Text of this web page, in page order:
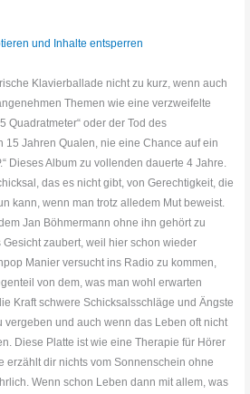
und Inhalte entsperren
Klavierballade nicht zu kurz, wenn auch
Themen wie eine verzweifelte
Quadratmeter“ oder der Tod des
15 Jahren Qualen, nie eine Chance auf ein
Dieses Album zu vollenden dauerte 4 Jahre.
das es nicht gibt, von Gerechtigkeit, die
kann, wenn man trotz alledem Mut beweist.
Jan Böhmermann ohne ihn gehört zu
zaubert, weil hier schon wieder
Manier versucht ins Radio zu kommen,
von dem, was man wohl erwarten
Kraft schwere Schicksalsschläge und Ängste
vergeben und auch wenn das Leben oft nicht
Diese Platte ist wie eine Therapie für Hörer
erzählt dir nichts vom Sonnenschein ohne
Wenn schon Leben dann mit allem, was